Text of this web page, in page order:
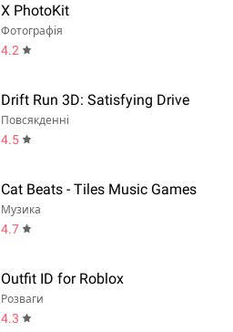
X PhotoKit
Фотографія
4.2
Drift Run 3D: Satisfying Drive
Повсякденні
4.5
Cat Beats - Tiles Music Games
Музика
4.7
Outfit ID for Roblox
Розваги
4.3